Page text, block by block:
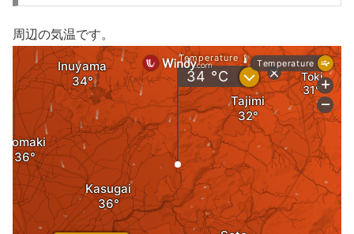
周辺の気温です。